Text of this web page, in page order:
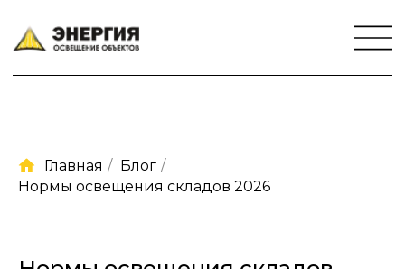
Главная / Блог /
Нормы освещения складов 2026